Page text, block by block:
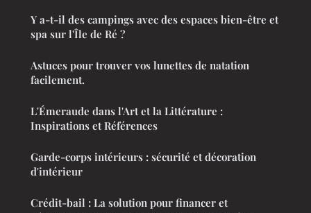
Y a-t-il des campings avec des espaces bien-être et
spa sur l'Île de Ré ?
Astuces pour trouver vos lunettes de natation
facilement.
L'Émeraude dans l'Art et la Littérature :
Inspirations et Références
Garde-corps intérieurs : sécurité et décoration
d'intérieur
Crédit-bail : La solution pour financer et